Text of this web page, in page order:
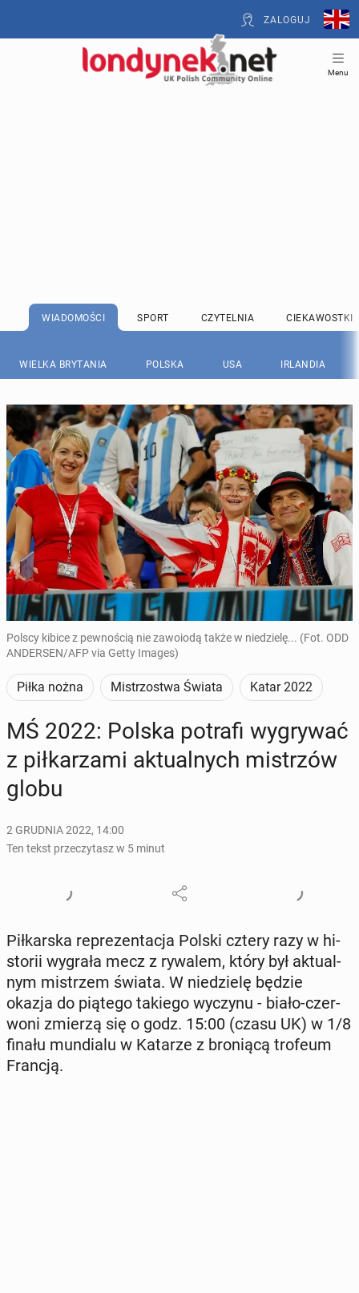
ZALOGUJ
Menu
WIADOMOŚCI SPORT CZYTELNIA CIEKAWOSTKI
WIELKA BRYTANIA POLSKA USA IRLANDIA
Polscy kibice z pewnością nie zawoiodą także w niedzielę... (Fot. ODD
ANDERSEN/AFP via Getty Images)
Piłka nożna Mistrzostwa Świata Katar 2022
MŚ 2022: Polska potrafi wy­gry­wać
z pił­ka­rza­mi ak­tu­al­nych mi­strzów
globu
2 GRUDNIA 2022, 14:00
Ten tekst przeczytasz w 5 minut
Pił­kar­ska re­pre­zen­ta­cja Polski cztery razy w hi­
sto­rii wygrała mecz z rywalem, który był ak­tu­al­
nym mi­strzem świata. W nie­dzie­lę będzie
okazja do piątego takiego wyczynu - biało-czer­
wo­ni zmierzą się o godz. 15:00 (czasu UK) w 1/8
finału mun­dia­lu w Katarze z bro­nią­cą trofeum
Francją.